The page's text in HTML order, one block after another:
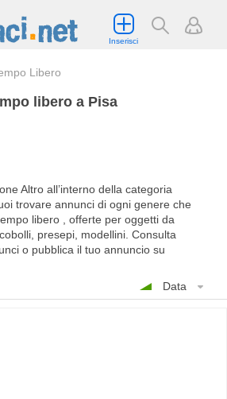
Inserisci
Libero
libero a Pisa
Altro all’interno della categoria
trovare annunci di ogni genere che
libero , offerte per oggetti da
presepi, modellini. Consulta
o pubblica il tuo annuncio su
Data